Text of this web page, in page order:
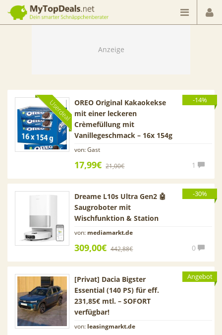
Dein smarter Schnäppchenberater
-14%
Userdeal OREO Original Kakaokekse
mit einer leckeren
Crèmefüllung mit
Vanillegeschmack – 16x 154g
von: Gast
17,99€ 21,00€ 1
-30%
Dreame L10s Ultra Gen2 🤖
Saugroboter mit
Wischfunktion & Station
von: mediamarkt.de
309,00€ 442,88€ 0
Angebot
[Privat] Dacia Bigster
Essential (140 PS) für eff.
231,85€ mtl. – SOFORT
verfügbar!
von: leasingmarkt.de